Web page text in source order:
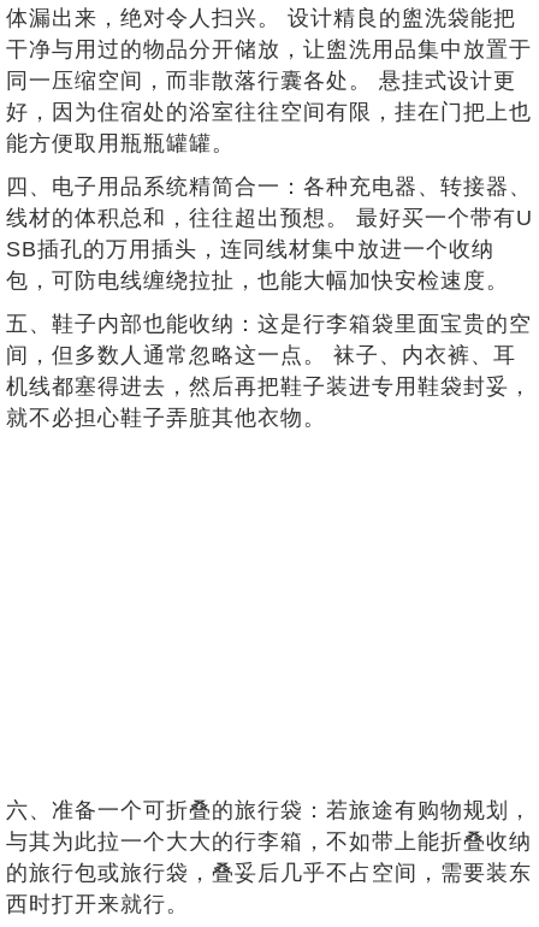
体漏出来，绝对令人扫兴。 设计精良的盥洗袋能把
干净与用过的物品分开储放，让盥洗用品集中放置于
同一压缩空间，而非散落行囊各处。 悬挂式设计更
好，因为住宿处的浴室往往空间有限，挂在门把上也
能方便取用瓶瓶罐罐。
四、电子用品系统精简合一：各种充电器、转接器、
线材的体积总和，往往超出预想。 最好买一个带有U
SB插孔的万用插头，连同线材集中放进一个收纳
包，可防电线缠绕拉扯，也能大幅加快安检速度。
五、鞋子内部也能收纳：这是行李箱袋里面宝贵的空
间，但多数人通常忽略这一点。 袜子、内衣裤、耳
机线都塞得进去，然后再把鞋子装进专用鞋袋封妥，
就不必担心鞋子弄脏其他衣物。
六、准备一个可折叠的旅行袋：若旅途有购物规划，
与其为此拉一个大大的行李箱，不如带上能折叠收纳
的旅行包或旅行袋，叠妥后几乎不占空间，需要装东
西时打开来就行。